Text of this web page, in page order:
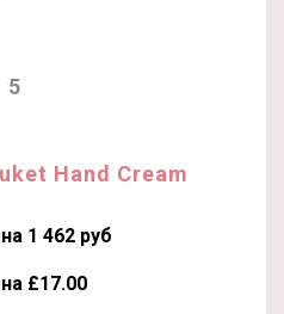
5
Hand Cream
1 462 руб
£17.00